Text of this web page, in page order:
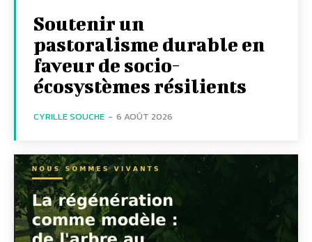
Soutenir un
pastoralisme durable en
faveur de socio-
écosystèmes résilients
CYRILLE SOUCHE - 6 AOÛT 2026